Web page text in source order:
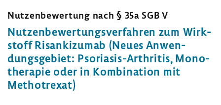
Nutzen­be­wer­tung nach § 35a SGB V
Nutzen­be­wer­tungs­ver­fahren zum Wirk­
stoff Risanki­zumab (Neues Anwen­
dungs­ge­biet: Psoriasis-​Arthritis, Mono­
the­rapie oder in Kombi­na­tion mit
Metho­trexat)